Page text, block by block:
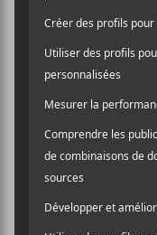
Au cours de sa
solo et
plusieurs artistes
composés en
années 1970.Budd
of Dreamspuis le
expérimentaux